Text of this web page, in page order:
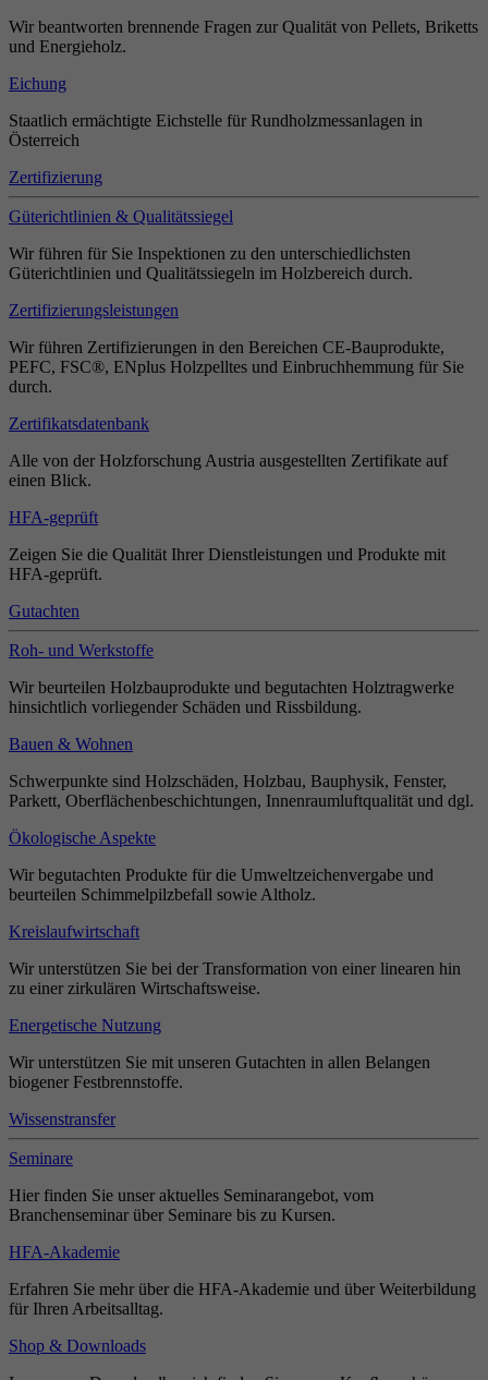
Wir beantworten brennende Fragen zur Qualität von Pellets, Briketts
und Energieholz.
Eichung
Staatlich ermächtigte Eichstelle für Rundholzmessanlagen in
Österreich
Zertifizierung
Güterichtlinien & Qualitätssiegel
Wir führen für Sie Inspektionen zu den unterschiedlichsten
Güterichtlinien und Qualitätssiegeln im Holzbereich durch.
Zertifizierungsleistungen
Wir führen Zertifizierungen in den Bereichen CE-Bauprodukte,
PEFC, FSC®, ENplus Holzpelltes und Einbruchhemmung für Sie
durch.
Zertifikatsdatenbank
Alle von der Holzforschung Austria ausgestellten Zertifikate auf
einen Blick.
HFA-geprüft
Zeigen Sie die Qualität Ihrer Dienstleistungen und Produkte mit
HFA-geprüft.
Gutachten
Roh- und Werkstoffe
Wir beurteilen Holzbauprodukte und begutachten Holztragwerke
hinsichtlich vorliegender Schäden und Rissbildung.
Bauen & Wohnen
Schwerpunkte sind Holzschäden, Holzbau, Bauphysik, Fenster,
Parkett, Oberflächenbeschichtungen, Innenraumluftqualität und dgl.
Ökologische Aspekte
Wir begutachten Produkte für die Umweltzeichenvergabe und
beurteilen Schimmelpilzbefall sowie Altholz.
Kreislaufwirtschaft
Wir unterstützen Sie bei der Transformation von einer linearen hin
zu einer zirkulären Wirtschaftsweise.
Energetische Nutzung
Wir unterstützen Sie mit unseren Gutachten in allen Belangen
biogener Festbrennstoffe.
Wissenstransfer
Seminare
Hier finden Sie unser aktuelles Seminarangebot, vom
Branchenseminar über Seminare bis zu Kursen.
HFA-Akademie
Erfahren Sie mehr über die HFA-Akademie und über Weiterbildung
für Ihren Arbeitsalltag.
Shop & Downloads